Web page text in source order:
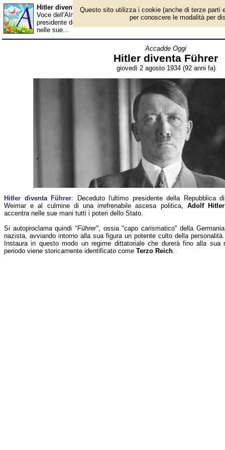
Hitler diventa Führer - Almanacco
Voce dell'Almanacco del 2 agosto, per la rubrica 'Accadde
presidente della Repubblica di Weimar e al culmine di una
nelle sue...
Accadde Oggi
Hitler diventa Führer
giovedì 2 agosto 1934 (92 anni fa)
Hitler diventa Führer: Deceduto l'ultimo presidente della Repubblica di
Weimar e al culmine di una irrefrenabile ascesa politica, Adolf Hitler
accentra nelle sue mani tutti i poteri dello Stato.
Si autoproclama quindi "Führer", ossia "capo carismatico" della Germania
nazista, avviando intorno alla sua figura un potente culto della personalità.
Instaura in questo modo un regime dittatoriale che durerà fino alla sua
periodo viene storicamente identificato come Terzo Reich.
Questo sito utilizza i cookie (anche di terze parti
per conoscere le modalità per